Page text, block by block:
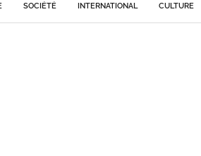
SOCIÉTÉ INTERNATIONAL CULTURE